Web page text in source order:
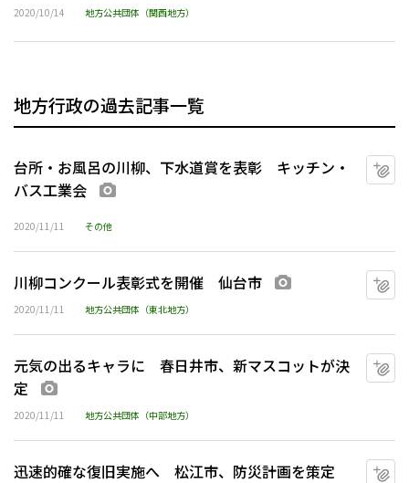
2020/10/14 地方公共団体（関西地方）
地方行政の過去記事一覧
台所・お風呂の川柳、下水道賞を表彰 キッチン・
バス工業会
2020/11/11 その他
川柳コンクール表彰式を開催 仙台市
2020/11/11 地方公共団体（東北地方）
元気の出るキャラに 春日井市、新マスコットが決
定
2020/11/11 地方公共団体（中部地方）
迅速的確な復旧実施へ 松江市、防災計画を策定